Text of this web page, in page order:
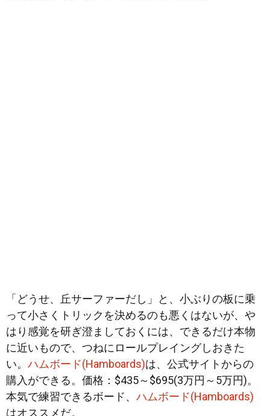
「どうせ、丘サーファーだし」と、小ぶりの板に乗
って小さくトリックを決めるのも悪くはないが、や
はり感覚を研ぎ澄ましておくには、できるだけ本物
に近いもので、つねにロールプレイングしおきた
い。 ハムボード(Hamboards)は、公式サイトからの
購入ができる。価格：$435～$695(3万円～5万円)。
本気で練習できるボード、 ハムボード(Hamboards)
はオススメだ。